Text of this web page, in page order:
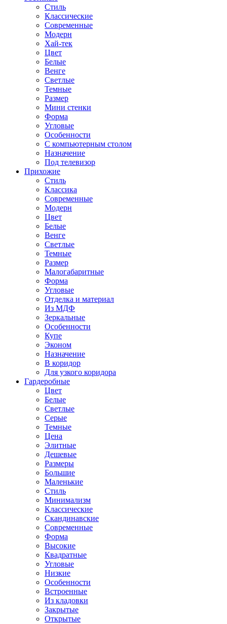
Стиль
Классические
Современные
Модерн
Хай-тек
Цвет
Белые
Венге
Светлые
Темные
Размер
Мини стенки
Форма
Угловые
Особенности
С компьютерным столом
Назначение
Под телевизор
Прихожие
Стиль
Классика
Современные
Модерн
Цвет
Белые
Венге
Светлые
Темные
Размер
Малогабаритные
Форма
Угловые
Отделка и материал
Из МДФ
Зеркальные
Особенности
Купе
Эконом
Назначение
В коридор
Для узкого коридора
Гардеробные
Цвет
Белые
Светлые
Серые
Темные
Цена
Элитные
Дешевые
Размеры
Большие
Маленькие
Стиль
Минимализм
Классические
Скандинавские
Современные
Форма
Высокие
Квадратные
Угловые
Низкие
Особенности
Встроенные
Из кладовки
Закрытые
Открытые